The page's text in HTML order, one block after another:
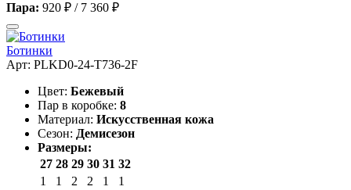
Пара: 920 ₽ / 7 360 ₽
Ботинки
Арт: PLKD0-24-T736-2F
Цвет: Бежевый
Пар в коробке: 8
Материал: Искусственная кожа
Сезон: Демисезон
Размеры:
27 28 29 30 31 32
1
1 2 2 1
1